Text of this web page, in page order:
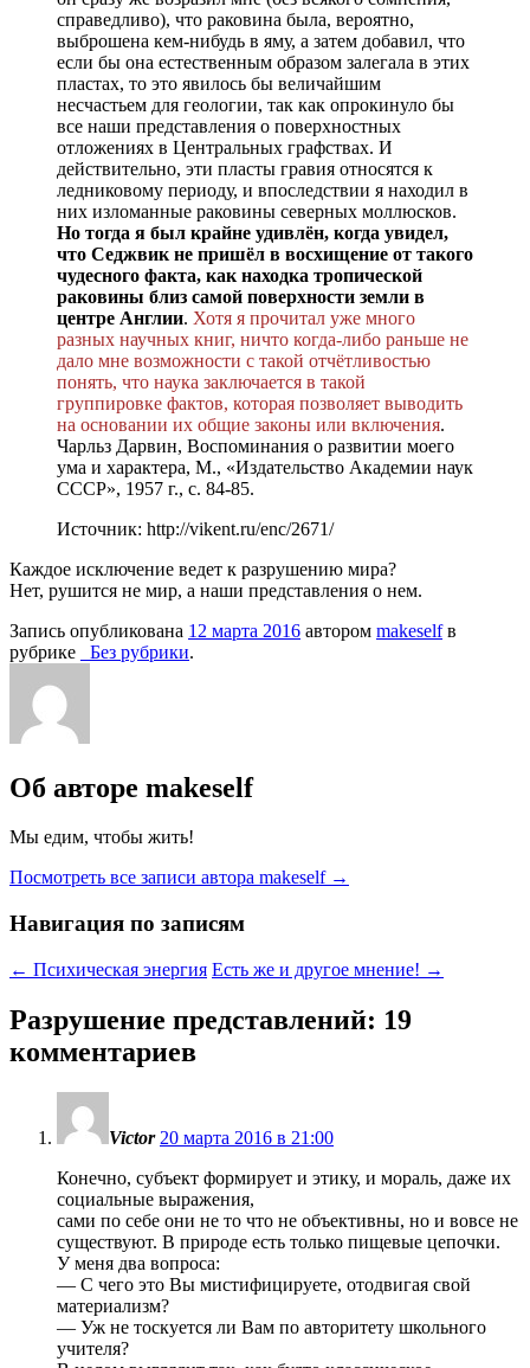
справедливо), что раковина была, вероятно,
выброшена кем-нибудь в яму, а затем добавил, что
если бы она естественным образом залегала в этих
пластах, то это явилось бы величайшим
несчастьем для геологии, так как опрокинуло бы
все наши представления о поверхностных
отложениях в Центральных графствах. И
действительно, эти пласты гравия относятся к
ледниковому периоду, и впоследствии я находил в
них изломанные раковины северных моллюсков.
Но тогда я был крайне удивлён, когда увидел,
что Седжвик не пришёл в восхищение от такого
чудесного факта, как находка тропической
раковины близ самой поверхности земли в
центре Англии. Хотя я прочитал уже много
разных научных книг, ничто когда-либо раньше не
дало мне возможности с такой отчётливостью
понять, что наука заключается в такой
группировке фактов, которая позволяет выводить
на основании их общие законы или включения.
Чарльз Дарвин, Воспоминания о развитии моего
ума и характера, М., «Издательство Академии наук
СССР», 1957 г., с. 84-85.
Источник: http://vikent.ru/enc/2671/
Каждое исключение ведет к разрушению мира?
Нет, рушится не мир, а наши представления о нем.
Запись опубликована 12 марта 2016 автором makeselfв
рубрике
_Без рубрики.
Об авторе makeself
Мы едим, чтобы жить!
Посмотреть все записи автора makeself →
Навигация по записям
← Психическая энергия Есть же и другое мнение! →
Разрушение представлений: 19
комментариев
Victor 20 марта 2016 в 21:00
Конечно, субъект формирует и этику, и мораль, даже их
социальные выражения,
сами по себе они не то что не объективны, но и вовсе не
существуют. В природе есть только пищевые цепочки.
У меня два вопроса:
— C чего это Вы мистифицируете, отодвигая свой
материализм?
— Уж не тоскуется ли Вам по авторитету школьного
учителя?